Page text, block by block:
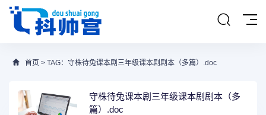
首页 > TAG：守株待兔课本剧三年级课本剧剧本（多篇）.doc
守株待兔课本剧三年级课本剧剧本（多
篇）.doc